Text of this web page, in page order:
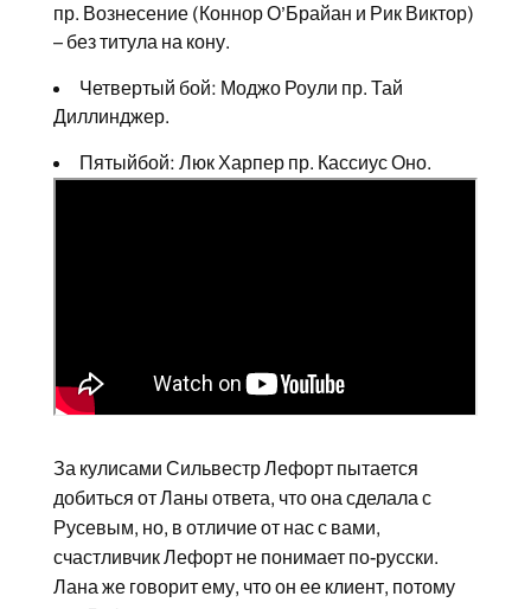
пр. Вознесение (Коннор О’Брайан и Рик Виктор)
– без титула на кону.
Четвертый бой: Моджо Роули пр. Тай
Диллинджер.
Пятыйбой: Люк Харпер пр. Кассиус Оно.
За кулисами Сильвестр Лефорт пытается
добиться от Ланы ответа, что она сделала с
Русевым, но, в отличие от нас с вами,
счастливчик Лефорт не понимает по-русски.
Лана же говорит ему, что он ее клиент, потому